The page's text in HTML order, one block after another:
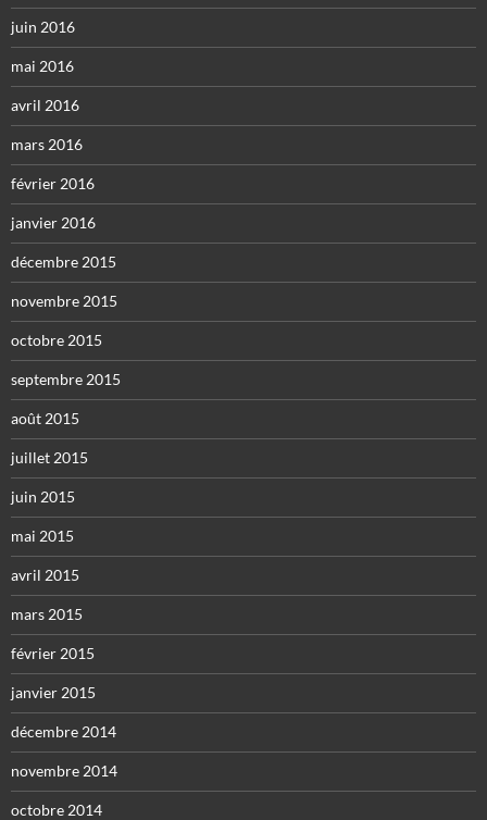
juin 2016
mai 2016
avril 2016
mars 2016
février 2016
janvier 2016
décembre 2015
novembre 2015
octobre 2015
septembre 2015
août 2015
juillet 2015
juin 2015
mai 2015
avril 2015
mars 2015
février 2015
janvier 2015
décembre 2014
novembre 2014
octobre 2014